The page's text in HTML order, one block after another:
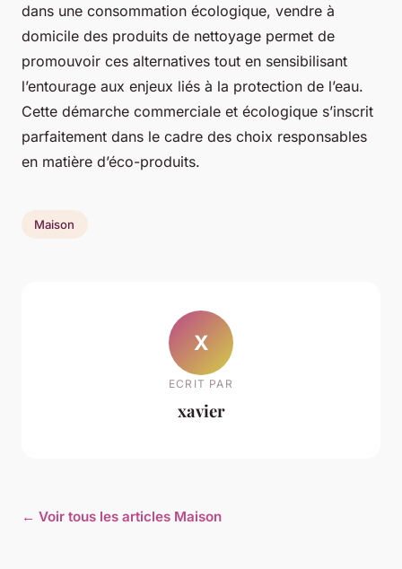
dans une consommation écologique, vendre à
domicile des produits de nettoyage permet de
promouvoir ces alternatives tout en sensibilisant
l’entourage aux enjeux liés à la protection de l’eau.
Cette démarche commerciale et écologique s’inscrit
parfaitement dans le cadre des choix responsables
en matière d’éco-produits.
Maison
X
ECRIT PAR
xavier
← Voir tous les articles Maison